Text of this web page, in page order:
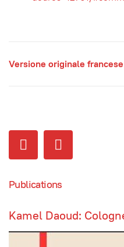
Versione originale
Publications
Kamel Daoud: